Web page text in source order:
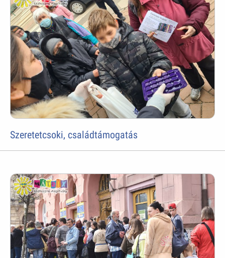
Szeretetcsoki, családtámogatás